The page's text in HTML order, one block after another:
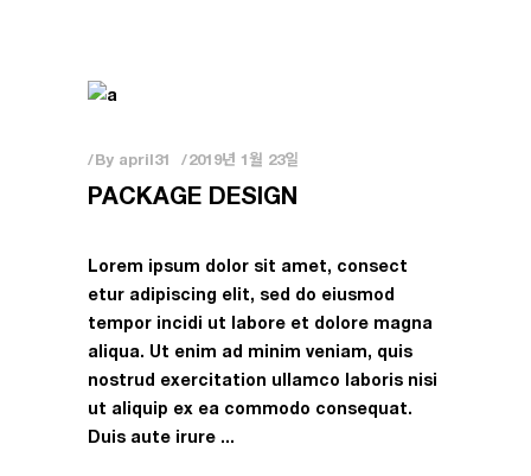
By april31 2019년 1월 23일
PACKAGE DESIGN
Lorem ipsum dolor sit amet, consect
etur adipiscing elit, sed do eiusmod
tempor incidi ut labore et dolore magna
aliqua. Ut enim ad minim veniam, quis
nostrud exercitation ullamco laboris nisi
ut aliquip ex ea commodo consequat.
Duis aute irure